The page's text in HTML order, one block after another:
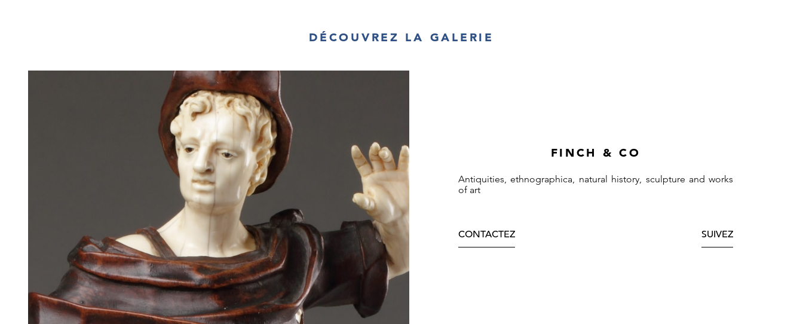
DÉCOUVREZ LA GALERIE
FINCH & CO
Antiquities, ethnographica, natural history, sculpture and works
of art
CONTACTEZ SUIVEZ